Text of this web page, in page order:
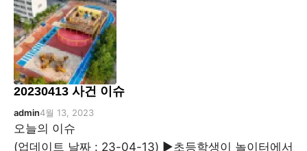
20230413 사건 이슈
admin4월 13, 2023
오늘의 이슈
(업데이트 날짜 : 23-04-13) ▶초등학생이 놀이터에서